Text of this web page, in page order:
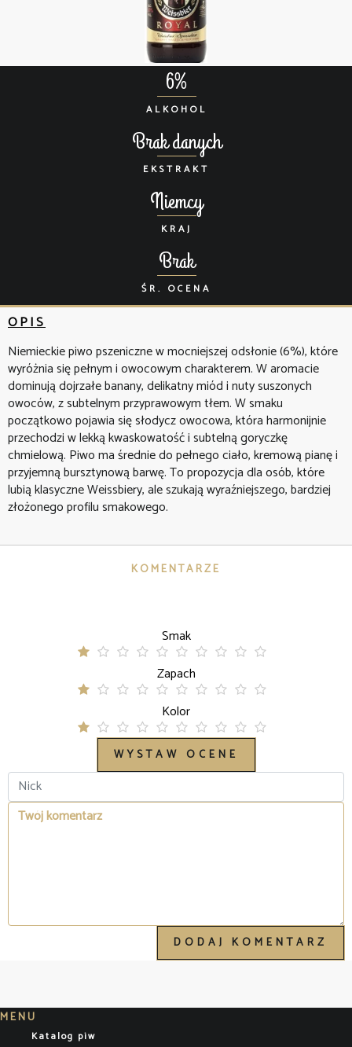
6%
ALKOHOL
Brak danych
EKSTRAKT
Niemcy
KRAJ
Brak
ŚR. OCENA
OPIS
Niemieckie piwo pszeniczne w mocniejszej odsłonie (6%), które
wyróżnia się pełnym i owocowym charakterem. W aromacie
dominują dojrzałe banany, delikatny miód i nuty suszonych
owoców, z subtelnym przyprawowym tłem. W smaku
początkowo pojawia się słodycz owocowa, która harmonijnie
przechodzi w lekką kwaskowatość i subtelną goryczkę
chmielową. Piwo ma średnie do pełnego ciało, kremową pianę i
przyjemną bursztynową barwę. To propozycja dla osób, które
lubią klasyczne Weissbiery, ale szukają wyraźniejszego, bardziej
złożonego profilu smakowego.
KOMENTARZE
Smak
Zapach
Kolor
DODAJ KOMENTARZ
MENU
Katalog piw